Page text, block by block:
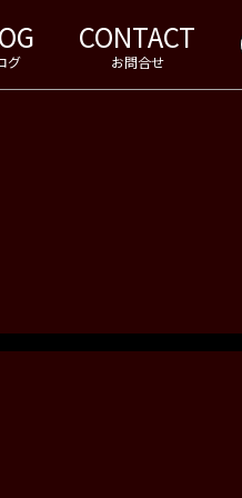
グ
CONTACT
お問合せ